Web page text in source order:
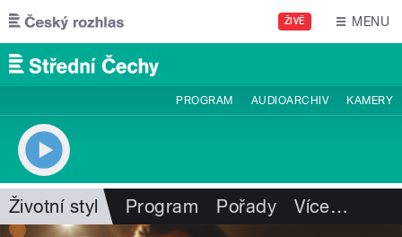
Přejít k hlavnímu obsahu
ŽIVĚ MENU
PROGRAM AUDIOARCHIV KAMERY
Životní styl Program Pořady Více…